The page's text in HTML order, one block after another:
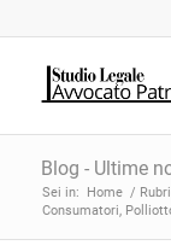
Blog - Ultime
Sei in: Home /
Consumatori,